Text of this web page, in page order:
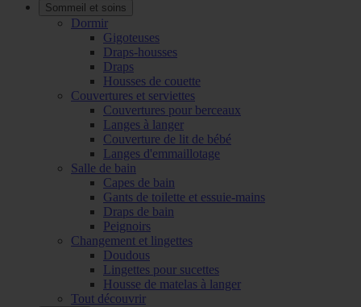
Sommeil et soins
Dormir
Gigoteuses
Draps-housses
Draps
Housses de couette
Couvertures et serviettes
Couvertures pour berceaux
Langes à langer
Couverture de lit de bébé
Langes d'emmaillotage
Salle de bain
Capes de bain
Gants de toilette et essuie-mains
Draps de bain
Peignoirs
Changement et lingettes
Doudous
Lingettes pour sucettes
Housse de matelas à langer
Tout découvrir